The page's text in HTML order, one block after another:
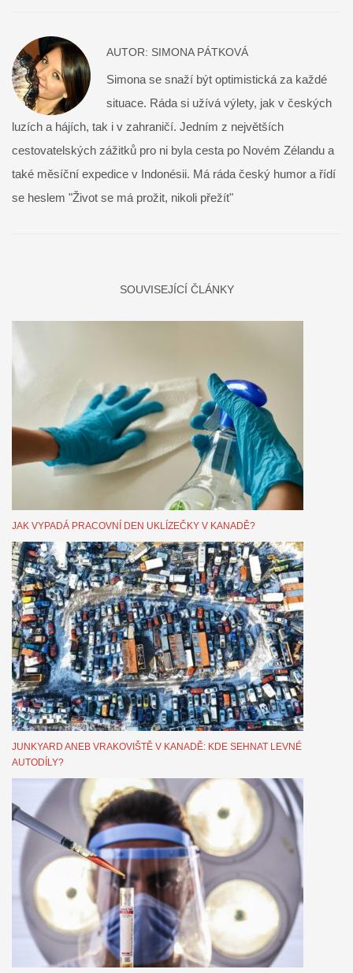
AUTOR: SIMONA PÁTKOVÁ
Simona se snaží být optimistická za každé
situace. Ráda si užívá výlety, jak v českých
luzích a hájích, tak i v zahraničí. Jedním z největších
cestovatelských zážitků pro ni byla cesta po Novém Zélandu a
také měsíční expedice v Indonésii. Má ráda český humor a řídí
se heslem "Život se má prožit, nikoli přežít"
SOUVISEJÍCÍ ČLÁNKY
JAK VYPADÁ PRACOVNÍ DEN UKLÍZEČKY V KANADĚ?
JUNKYARD ANEB VRAKOVIŠTĚ V KANADĚ: KDE SEHNAT LEVNÉ
AUTODÍLY?